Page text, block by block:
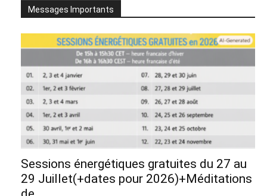
Messages Importants
Sessions énergétiques gratuites du 27 au
29 Juillet(+dates pour 2026)+Méditations